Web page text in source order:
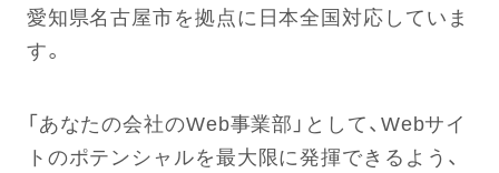
愛知県名古屋市を拠点に日本全国対応していま
す。
「あなたの会社のWeb事業部」として、Webサイ
トのポテンシャルを最大限に発揮できるよう、